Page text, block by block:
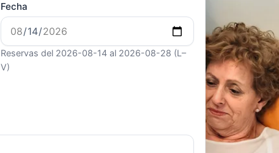
Fecha
Reservas del 2026-08-14 al 2026-08-28 (L–
V)